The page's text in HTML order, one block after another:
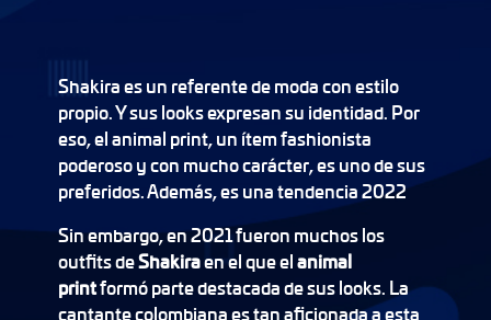
Shakira es un referente de moda con estilo
propio. Y sus looks expresan su identidad. Por
eso, el animal print, un ítem fashionista
poderoso y con mucho carácter, es uno de sus
preferidos. Además, es una tendencia 2022
Sin embargo, en 2021 fueron muchos los
outfits deShakiraen el que elanimal
printformó parte destacada de sus looks. La
cantante colombiana es tan aficionada a esta